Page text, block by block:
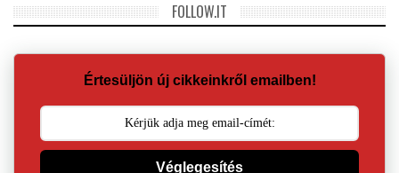
FOLLOW.IT
Értesüljön új cikkeinkről emailben!
Véglegesítés